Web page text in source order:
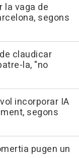
la vaga de
segons
claudicar
la, "no
incorporar IA
segons
pugen un